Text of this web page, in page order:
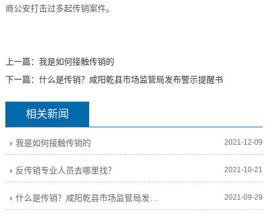
商公安打击过多起传销案件。
上一篇： 我是如何接触传销的
下一篇： 什么是传销？咸阳乾县市场监管局发布警示提醒书
相关新闻
我是如何接触传销的 2021-12-09
反传销专业人员去哪里找？ 2021-10-21
2021-09-29